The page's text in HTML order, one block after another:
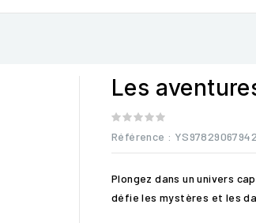
Les
Référence :
Plongez dans un univers
défie les mystères et les